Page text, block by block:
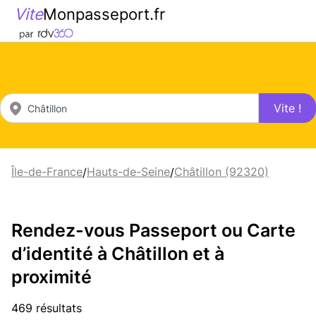
ViteMonpasseport.fr
Vite !
Île-de-France/Hauts-de-Seine/Châtillon (92320)
Rendez-vous Passeport ou Carte
d’identité à Châtillon et à
proximité
469 résultats